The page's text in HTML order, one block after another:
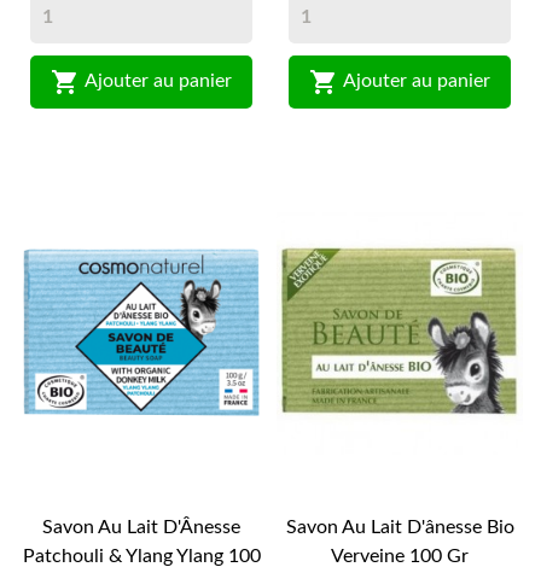
 Ajouter au panier  Ajouter au panier
Savon Au Lait D'Ânesse
Patchouli & Ylang Ylang 100
Savon Au Lait D'ânesse Bio
Verveine 100 Gr